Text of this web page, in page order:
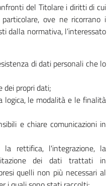
del Titolare i diritti di cui
ove ne ricorrano i
dalla normativa, l’interessato
di dati personali che lo
dei propri dati;
logica, le modalità e le finalità
e chiare comunicazioni in
la rettifica, l'integrazione, la
dei dati trattati in
quelli non più necessari al